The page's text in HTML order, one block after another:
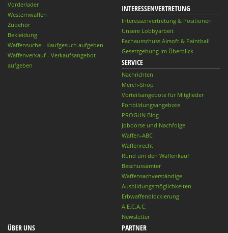
Vorderlader
Westernwaffen
Zubehör
Bekleidung
Waffensuche - Kaufgesuch aufgeben
Waffenverkauf - Verkaufsangebot
aufgeben
INTERESSENVERTRETUNG
Interessenvertretung & Positionen
Unsere Lobbyarbeit
Fachausschuss Airsoft & Paintball
Gesetzgebung im Überblick
SERVICE
Nachrichten
Merch-Shop
Vorteilsangebote für Mitglieder
Fortbildungsangebote
PROGUN Blog
Jobbörse und Nachfolge
Waffen-ABC
Waffenrecht
Rund um den Waffenkauf
Beschussämter
Waffensachverständige
Ausbildungsmöglichkeiten
Erbwaffenblockierung
A.E.C.A.C.
Newsletter
ÜBER UNS PARTNER